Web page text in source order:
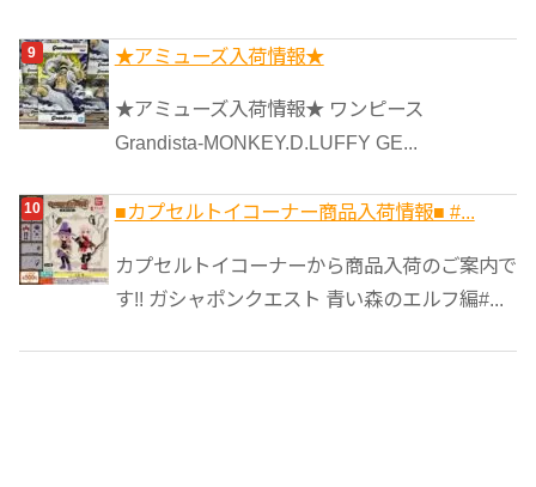
★アミューズ入荷情報★
★アミューズ入荷情報★ ワンピース
Grandista-MONKEY.D.LUFFY GE...
■カプセルトイコーナー商品入荷情報■ #...
カプセルトイコーナーから商品入荷のご案内で
す!! ガシャポンクエスト 青い森のエルフ編#...